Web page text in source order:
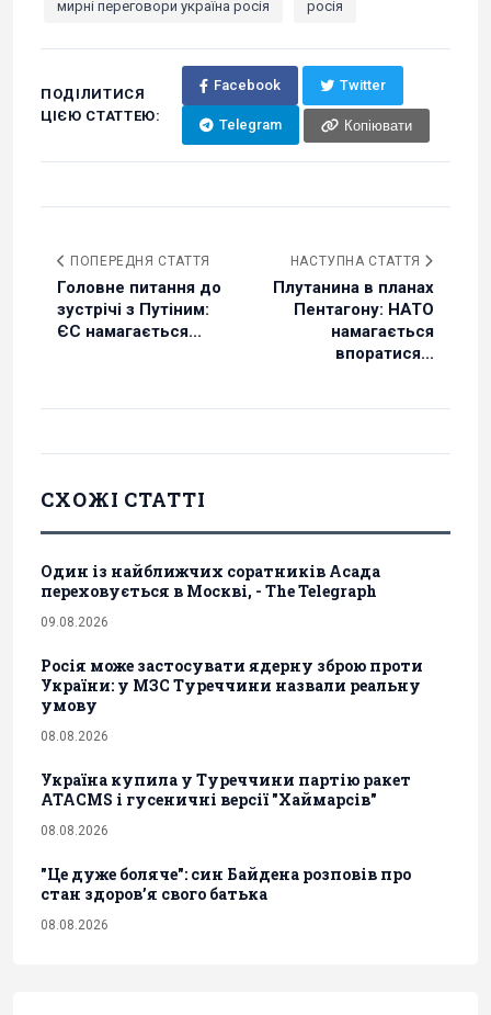
мирні переговори україна росія росія
ПОДІЛИТИСЯ
ЦІЄЮ СТАТТЕЮ:
Facebook Twitter
Telegram Копіювати
ПОПЕРЕДНЯ СТАТТЯ
Головне питання до
зустрічі з Путіним:
ЄС намагається...
НАСТУПНА СТАТТЯ
Плутанина в планах
Пентагону: НАТО
намагається
впоратися...
СХОЖІ СТАТТІ
Один із найближчих соратників Асада
переховується в Москві, - The Telegraph
09.08.2026
Росія може застосувати ядерну зброю проти
України: у МЗС Туреччини назвали реальну
умову
08.08.2026
Україна купила у Туреччини партію ракет
ATACMS і гусеничні версії "Хаймарсів"
08.08.2026
"Це дуже боляче": син Байдена розповів про
стан здоров’я свого батька
08.08.2026